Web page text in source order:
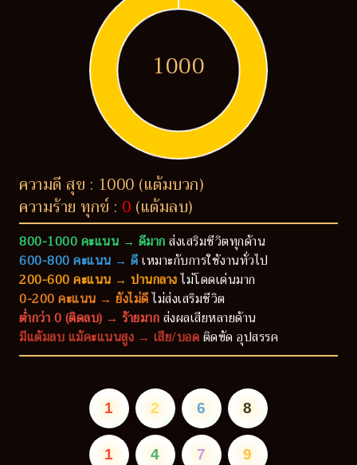
1000
ความดี สุข : 1000 (แต้มบวก)
ความร้าย ทุกข์ : 0 (แต้มลบ)
800-1000 คะแนน → ดีมากส่งเสริมชีวิตทุกด้าน
600-800 คะแนน → ดีเหมาะกับการใช้งานทั่วไป
200-600 คะแนน → ปานกลางไม่โดดเด่นมาก
0-200 คะแนน → ยังไม่ดีไม่ส่งเสริมชีวิต
ต่ำกว่า 0 (ติดลบ) → ร้ายมากส่งผลเสียหลายด้าน
มีแต้มลบ แม้คะแนนสูง → เสีย/บอดติดขัด อุปสรรค
1 2 6 8
1 4 7 9